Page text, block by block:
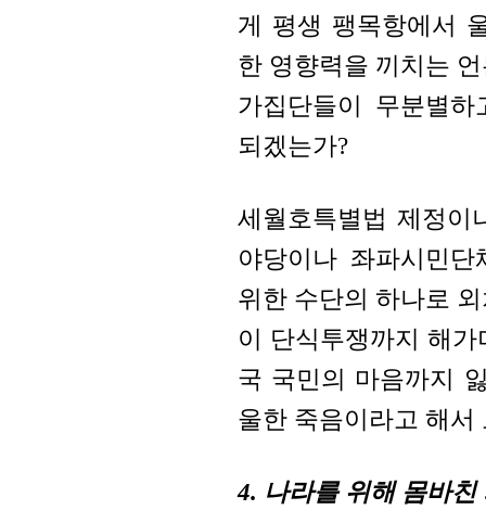
게 평생 팽목항에서
한 영향력을 끼치는
가집단들이 무분별
되겠는가?
세월호특별법 제정
야당이나 좌파시민
위한 수단의 하나로
이 단식투쟁까지 해
국 국민의 마음까지
울한 죽음이라고 해서
4. 나라를 위해 몸바